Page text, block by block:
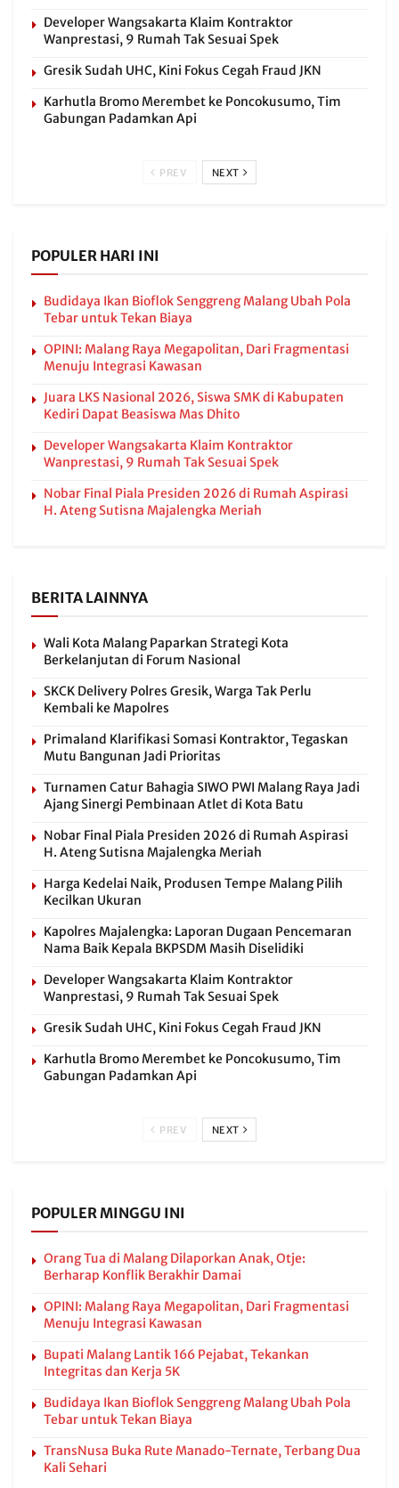
Developer Wangsakarta Klaim Kontraktor
Wanprestasi, 9 Rumah Tak Sesuai Spek
Gresik Sudah UHC, Kini Fokus Cegah Fraud JKN
Karhutla Bromo Merembet ke Poncokusumo, Tim
Gabungan Padamkan Api
PREV NEXT
POPULER HARI INI
Budidaya Ikan Bioflok Senggreng Malang Ubah Pola
Tebar untuk Tekan Biaya
OPINI: Malang Raya Megapolitan, Dari Fragmentasi
Menuju Integrasi Kawasan
Juara LKS Nasional 2026, Siswa SMK di Kabupaten
Kediri Dapat Beasiswa Mas Dhito
Developer Wangsakarta Klaim Kontraktor
Wanprestasi, 9 Rumah Tak Sesuai Spek
Nobar Final Piala Presiden 2026 di Rumah Aspirasi
H. Ateng Sutisna Majalengka Meriah
BERITA LAINNYA
Wali Kota Malang Paparkan Strategi Kota
Berkelanjutan di Forum Nasional
SKCK Delivery Polres Gresik, Warga Tak Perlu
Kembali ke Mapolres
Primaland Klarifikasi Somasi Kontraktor, Tegaskan
Mutu Bangunan Jadi Prioritas
Turnamen Catur Bahagia SIWO PWI Malang Raya Jadi
Ajang Sinergi Pembinaan Atlet di Kota Batu
Nobar Final Piala Presiden 2026 di Rumah Aspirasi
H. Ateng Sutisna Majalengka Meriah
Harga Kedelai Naik, Produsen Tempe Malang Pilih
Kecilkan Ukuran
Kapolres Majalengka: Laporan Dugaan Pencemaran
Nama Baik Kepala BKPSDM Masih Diselidiki
Developer Wangsakarta Klaim Kontraktor
Wanprestasi, 9 Rumah Tak Sesuai Spek
Gresik Sudah UHC, Kini Fokus Cegah Fraud JKN
Karhutla Bromo Merembet ke Poncokusumo, Tim
Gabungan Padamkan Api
PREV NEXT
POPULER MINGGU INI
Orang Tua di Malang Dilaporkan Anak, Otje:
Berharap Konflik Berakhir Damai
OPINI: Malang Raya Megapolitan, Dari Fragmentasi
Menuju Integrasi Kawasan
Bupati Malang Lantik 166 Pejabat, Tekankan
Integritas dan Kerja 5K
Budidaya Ikan Bioflok Senggreng Malang Ubah Pola
Tebar untuk Tekan Biaya
TransNusa Buka Rute Manado-Ternate, Terbang Dua
Kali Sehari